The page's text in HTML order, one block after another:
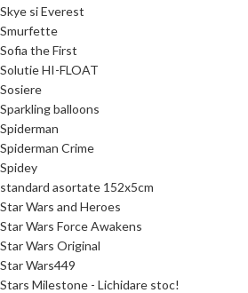
Skye si Everest
Smurfette
Sofia the First
Solutie HI-FLOAT
Sosiere
Sparkling balloons
Spiderman
Spiderman Crime
Spidey
standard asortate 152x5cm
Star Wars and Heroes
Star Wars Force Awakens
Star Wars Original
Star Wars449
Stars Milestone - Lichidare stoc!